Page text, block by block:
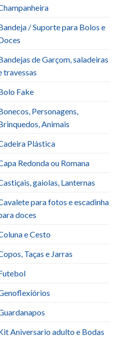
/ Suporte para Bolos e
de Garçom, saladeiras
travessas
Fake
Personagens,
Animais
Plástica
Redonda ou Romana
gaiolas, Lanternas
para fotos e escadinha
doces
e Cesto
Taças e Jarras
Aniversario adulto e Bodas